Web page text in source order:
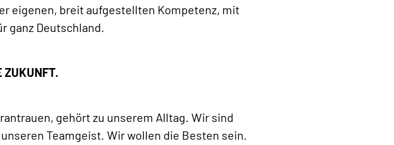
eigenen, breit aufgestellten Kompetenz, mit
ganz Deutschland.
ZUKUNFT.
gehört zu unserem Alltag. Wir sind
Teamgeist. Wir wollen die Besten sein.